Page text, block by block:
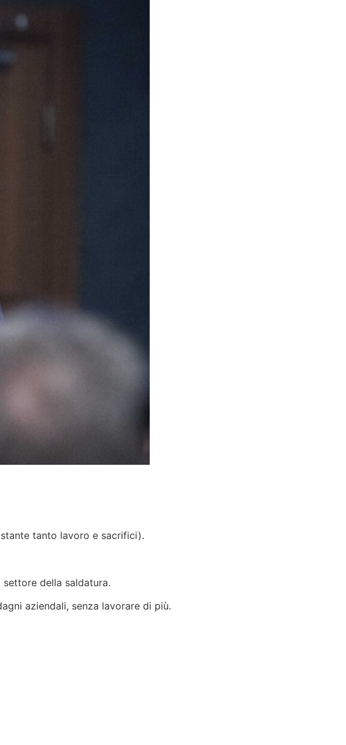
tanto lavoro e sacrifici).
della saldatura.
aziendali, senza lavorare di più.